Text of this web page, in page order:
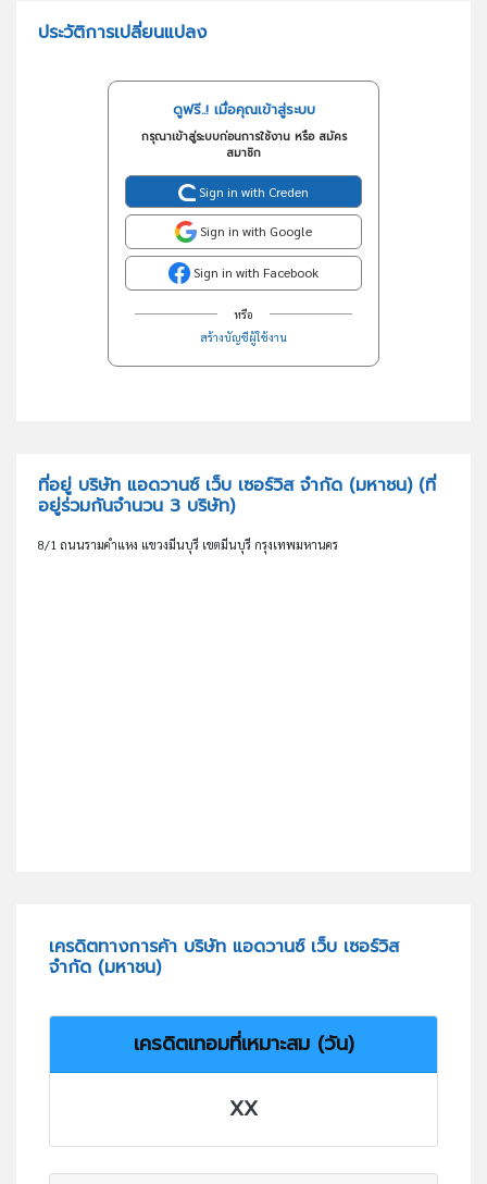
ประวัติการเปลี่ยนแปลง
ดูฟรี..! เมื่อคุณเข้าสู่ระบบ
กรุณาเข้าสู่ระบบก่อนการใช้งาน หรือ สมัคร
สมาชิก
Sign in with Creden
Sign in with Google
Sign in with Facebook
หรือ
สร้างบัญชีผู้ใช้งาน
ที่อยู่ บริษัท แอดวานซ์ เว็บ เซอร์วิส จำกัด (มหาชน) (ที่
อยู่ร่วมกันจำนวน 3 บริษัท)
8/1 ถนนรามคำแหง แขวงมีนบุรี เขตมีนบุรี กรุงเทพมหานคร
เครดิตทางการค้า บริษัท แอดวานซ์ เว็บ เซอร์วิส
จำกัด (มหาชน)
เครดิตเทอมที่เหมาะสม (วัน)
XX